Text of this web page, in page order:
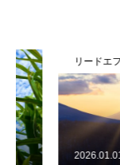
リードエフォート
2026.01.01